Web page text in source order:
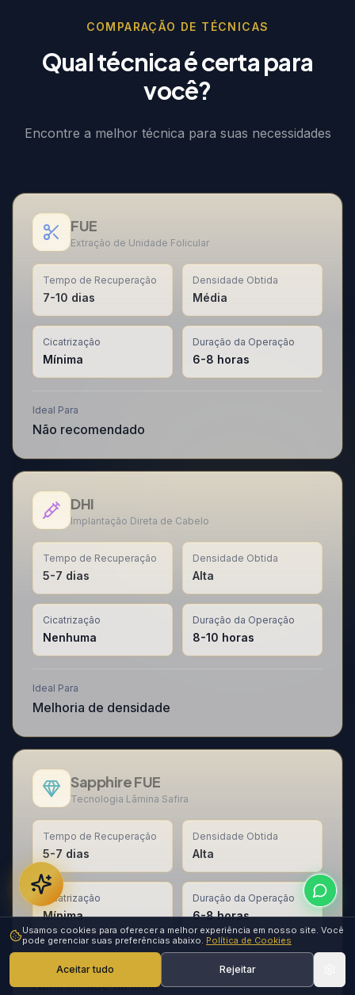
Usamos cookies para oferecer a melhor experiência em nosso site. Você
pode gerenciar suas preferências abaixo. Política de Cookies
Aceitar tudo Rejeitar
COMPARAÇÃO DE TÉCNICAS
Qual técnica é certa para
você?
Encontre a melhor técnica para suas necessidades
FUE
Extração de Unidade Folicular
Tempo de Recuperação
7-10 dias
Densidade Obtida
Média
Cicatrização
Mínima
Duração da Operação
6-8 horas
Ideal Para
Não recomendado
DHI
Implantação Direta de Cabelo
Tempo de Recuperação
5-7 dias
Densidade Obtida
Alta
Cicatrização
Nenhuma
Duração da Operação
8-10 horas
Ideal Para
Melhoria de densidade
Sapphire FUE
Tecnologia Lâmina Safira
Tempo de Recuperação
5-7 dias
Densidade Obtida
Alta
Cicatrização
Mínima
Duração da Operação
6-8 horas
Ideal Para
Naturalidade da linha